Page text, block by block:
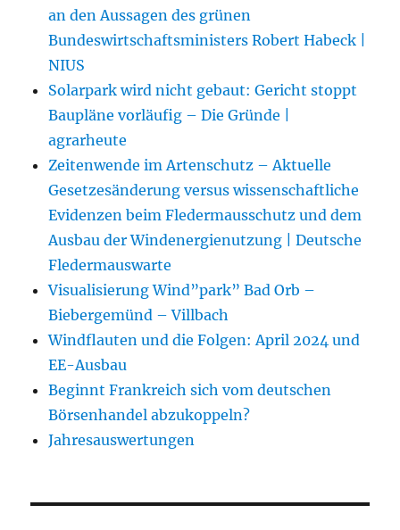
an den Aussagen des grünen
Bundeswirtschaftsministers Robert Habeck |
NIUS
Solarpark wird nicht gebaut: Gericht stoppt
Baupläne vorläufig – Die Gründe |
agrarheute
Zeitenwende im Artenschutz – Aktuelle
Gesetzesänderung versus wissenschaftliche
Evidenzen beim Fledermausschutz und dem
Ausbau der Windenergienutzung | Deutsche
Fledermauswarte
Visualisierung Wind”park” Bad Orb –
Biebergemünd – Villbach
Windflauten und die Folgen: April 2024 und
EE-Ausbau
Beginnt Frankreich sich vom deutschen
Börsenhandel abzukoppeln?
Jahresauswertungen